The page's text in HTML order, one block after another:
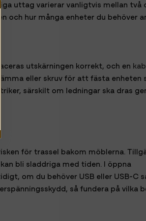
uttag varierar vanligtvis mellan två
och hur många enheter du behöver
utskärningen korrekt, och en
eller skruv för att fästa enheten
särskilt om ledningar ska dras
för trassel bakom möblerna.
bli sladdriga med tiden. I öppna
om du behöver USB eller USB-C
så fundera på vilka